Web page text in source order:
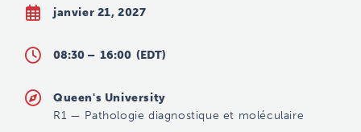
janvier 21, 2027
08:30 – 16:00 (EDT)
Queen's University
R1 — Pathologie diagnostique et moléculaire